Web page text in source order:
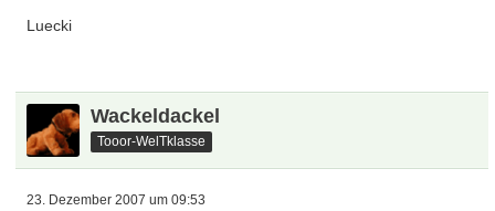
Luecki
Wackeldackel
Tooor-WelTklasse
23. Dezember 2007 um 09:53